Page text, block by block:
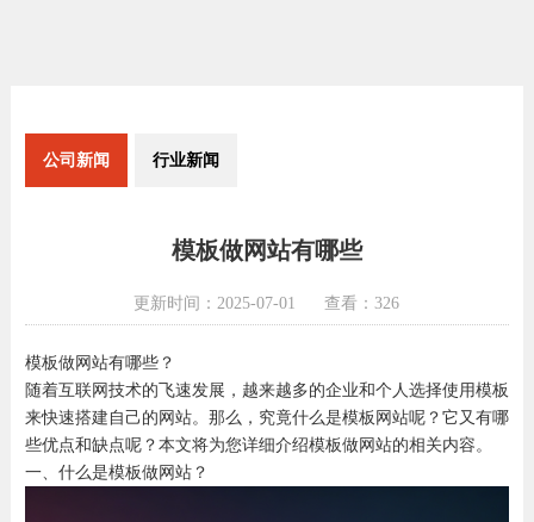
公司新闻 行业新闻
模板做网站有哪些
更新时间：2025-07-01 查看：326
模板做网站有哪些？
随着互联网技术的飞速发展，越来越多的企业和个人选择使用模板
来快速搭建自己的网站。那么，究竟什么是模板网站呢？它又有哪
些优点和缺点呢？本文将为您详细介绍模板做网站的相关内容。
一、什么是模板做网站？